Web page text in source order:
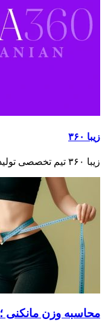
زیبا ۳۶۰
زیبا ۳۶۰ تیم تخصصی تولید محتوا در حوزه‌های مختلف تناسب اندام ، مراقبت از پوست و مو ، آرایشی و زیبایی ، ورزش و سلامتی ، تغذیه سالم و غذاهای رژیمی است
محاسبه وزن مانکنی